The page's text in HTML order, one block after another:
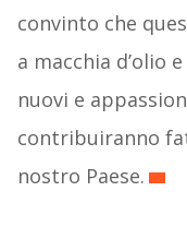
convinto che
a macchia d’olio
nuovi e
contribuiranno
nostro Paese.